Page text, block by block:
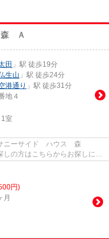
Ａ
田 」駅 徒歩19分
生山 」駅 徒歩24分
港通り 」駅 徒歩31分
地４
1室
サニーサイド ハウス 森
しの方はこちらからお探しにな
円)
月